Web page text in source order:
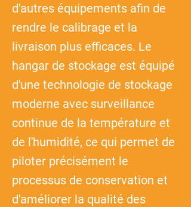
d'autres équipements afin de
rendre le calibrage et la
livraison plus efficaces. Le
hangar de stockage est équipé
d'une technologie de stockage
moderne avec surveillance
continue de la température et
de l'humidité, ce qui permet de
piloter précisément le
processus de conservation et
d'améliorer la qualité des